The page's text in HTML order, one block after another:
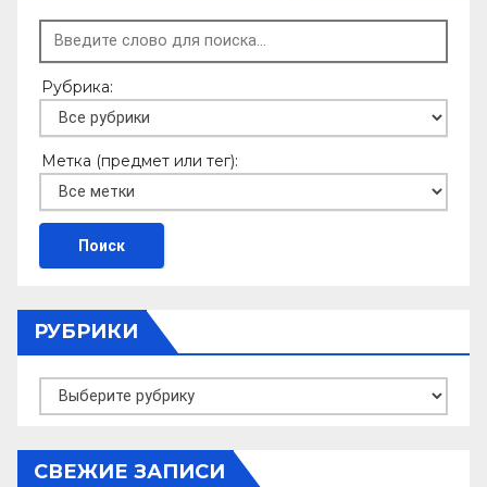
Рубрика:
Метка (предмет или тег):
РУБРИКИ
Рубрики
СВЕЖИЕ ЗАПИСИ